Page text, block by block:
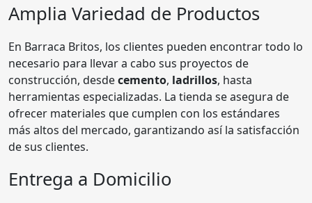
Amplia Variedad de Productos
En Barraca Britos, los clientes pueden encontrar todo lo
necesario para llevar a cabo sus proyectos de
construcción, desdecemento, ladrillos, hasta
herramientas especializadas. La tienda se asegura de
ofrecer materiales que cumplen con los estándares
más altos del mercado, garantizando así la satisfacción
de sus clientes.
Entrega a Domicilio